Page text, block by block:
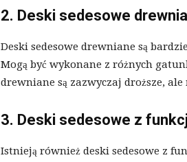
2. Deski sedesowe
Deski sedesowe drewniane są
Mogą być wykonane z różnych
drewniane są zazwyczaj droższe,
3. Deski sedesowe z
Istnieją również deski sedesowe z